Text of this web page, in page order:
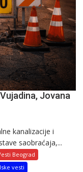
Jovana
kanalizacije i
saobraćaja,...
Beograd
vesti